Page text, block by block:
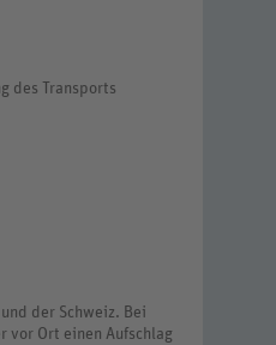
des Transports
der Schweiz. Bei
vor Ort einen Aufschlag